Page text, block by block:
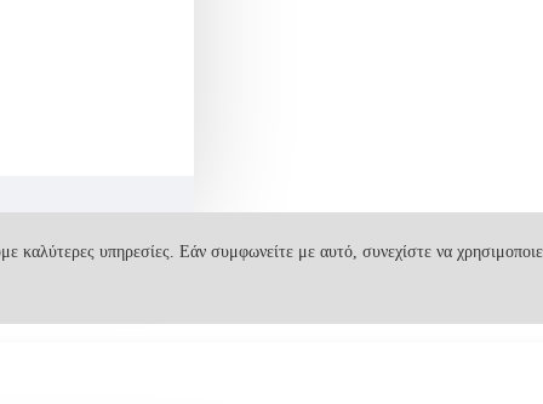
υπηρεσίες. Εάν συμφωνείτε με αυτό, συνεχίστε να